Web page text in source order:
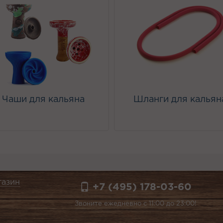
Чаши для кальяна Шланги для
+7 (495) 178-03-60
Звоните ежедневно с 11:00 до 23:00!